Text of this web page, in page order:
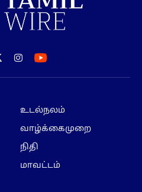
Instagram
உடல்நலம்
வாழ்க்கைமுறை
நிதி
மாவட்டம்